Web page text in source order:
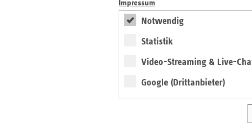
Impressum
Notwendig
Statistik
Video-Streaming & Live-
Google (Drittanbieter)
ersatzkasse magazin.
ePaper